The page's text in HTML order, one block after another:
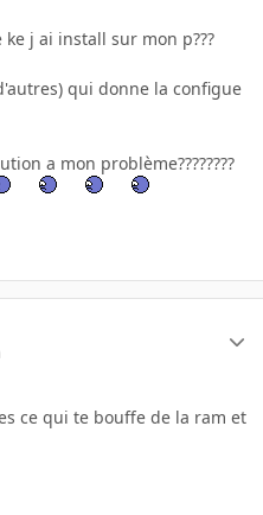
j ai install sur mon p???
qui donne la configue
a mon problème????????
ce qui te bouffe de la ram et